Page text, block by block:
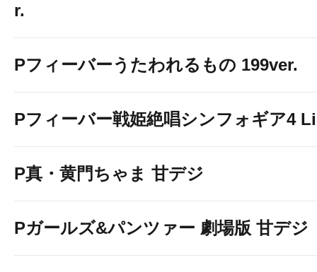
r.
Pフィーバーうたわれるもの 199ver.
Pフィーバー戦姫絶唱シンフォギア4
P真・黄門ちゃま 甘デジ
Pガールズ&パンツァー 劇場版 甘デジ